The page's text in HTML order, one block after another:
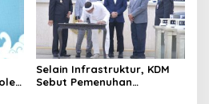
Selain Infrastruktur, KDM
Sebut Pemenuhan